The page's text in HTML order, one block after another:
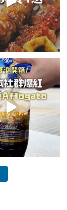
!超商版Affogato
🍨☕️/
日本🇯🇵...
26